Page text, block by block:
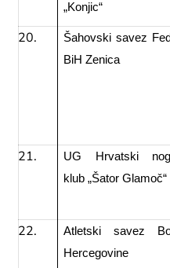
„Konjic“
Šahovski savez
BiH Zenica
UG Hrvatski
klub „Šator Glamoč“
Atletski savez
Hercegovine